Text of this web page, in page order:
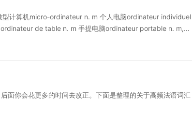
计算机micro-ordinateur n. m 个人电脑ordinateur individuel
de table n. m 手提电脑ordinateur portable n. m,
n. f 加密chiffrement n. m, cryptage n. m 计算机方
面你会花更多的时间去改正。下面是整理的关于高频法语词汇